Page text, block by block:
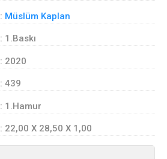
: Müslüm Kaplan
: 1.Baskı
: 2020
: 439
: 1.Hamur
: 22,00 X 28,50 X 1,00